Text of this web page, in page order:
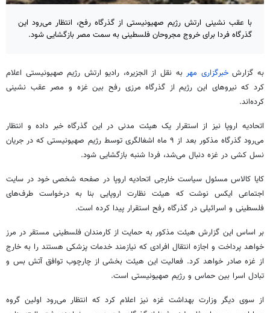
با عقب نشینی ارتش رژیم صهیونیستی از گذرگاه رفح، انتظار می‌رود این
گذرگاه فردا برای خروج مجروحان فلسطینی به سمت مصر بازگشایی شود.
به گزارشخبرگزاری مهربه نقل از الجزیره، رادیو ارتش رژیم صهیونیستی اعلام
کرد که نیروهای این رژیم از گذرگاه مرزیرفح بین غزه و مصر عقب نشینی
کرده‌اند.
اتحادیه اروپا نیز از استقرار یک هیئت مدنی در این گذرگاه خبر داده و انتظار
می‌رود گذرگاه مذکور بعد از ۹ ماه اشغالگری توسط رژیم صهیونیستی که در جریان
نسل کشی در غزه دنبال می‌شد، فردا شنبه بازگشایی شود.
کایا کالاسمسئول سیاست خارجی اتحادیه اروپا در صفحه شخصی خود در سایت
اجتماعی ایکس نوشت که هیئت نظارت اروپایی بنا به درخواست طرف‌های
فلسطینی و اسرائیلی در گذرگاه رفح استقرار پیدا کرده است.
بر اساس این گزارش هیئت مذکور به حمایت از کارمندان فلسطینی مستقر در مرز
خواهد پرداخت و اجازه انتقال افرادی که نیازمند خدمات پزشکی هستند را به خارج
از غزه صادر خواهد کرد. فعالیت این هیئت بخشی از چارچوب توافق آتش بس و
تبادل اسرا بین حماس و رژیم صهیونیستی است.
از سوی دیگر وزارت بهداشت غزه نیز اعلام کرد که انتظار می‌رود اولین گروه